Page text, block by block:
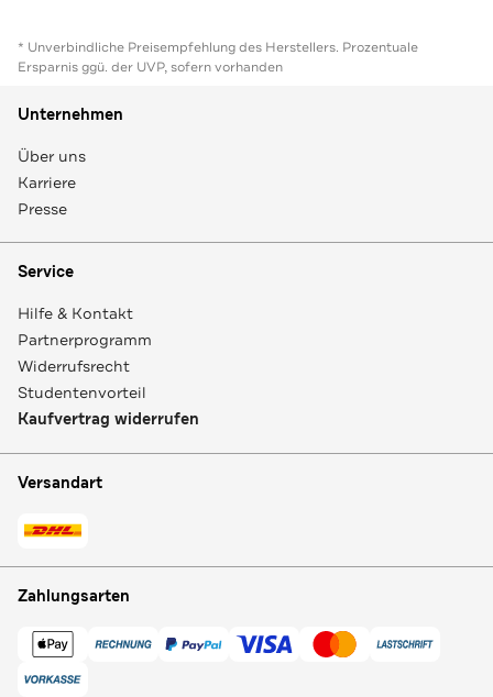
* Unverbindliche Preisempfehlung des Herstellers. Prozentuale
Ersparnis ggü. der UVP, sofern vorhanden
Unternehmen
Über uns
Karriere
Presse
Service
Hilfe & Kontakt
Partnerprogramm
Widerrufsrecht
Studentenvorteil
Kaufvertrag widerrufen
Versandart
Zahlungsarten